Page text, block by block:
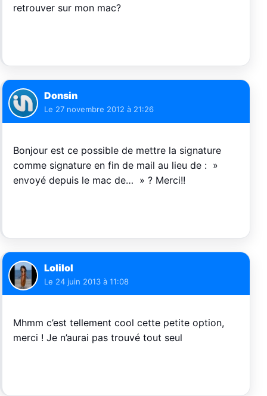
retrouver sur mon mac?
Donsin
Le 27 novembre 2012 à 21:26
Bonjour est ce possible de mettre la signature
comme signature en fin de mail au lieu de : »
envoyé depuis le mac de… » ? Merci!!
Lolilol
Le 24 juin 2013 à 11:08
Mhmm c’est tellement cool cette petite option,
merci ! Je n’aurai pas trouvé tout seul